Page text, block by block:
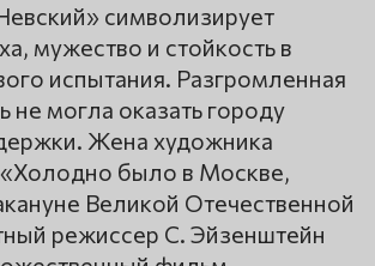
символизирует
мужество и стойкость в
испытания. Разгромленная
не могла оказать городу
Жена художника
было в Москве,
Великой Отечественной
режиссер С. Эйзенштейн